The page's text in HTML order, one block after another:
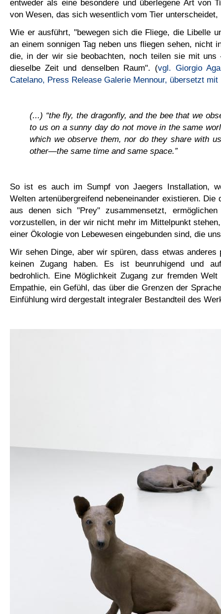
entweder als eine besondere und überlegene Art von
von Wesen, das sich wesentlich vom Tier unterscheidet,
Wie er ausführt, "bewegen sich die Fliege, die Libelle
an einem sonnigen Tag neben uns fliegen sehen, nicht
die, in der wir sie beobachten, noch teilen sie mit uns
dieselbe Zeit und denselben Raum". (vgl. Giorgio
Catelano, Press Release Galerie Mennour, übersetzt mit
(...) “the fly, the dragonfly, and the bee that we
to us on a sunny day do not move in the same
which we observe them, nor do they share with
other—the same time and same space.”
So ist es auch im Sumpf von Jaegers Installation,
Welten artenübergreifend nebeneinander existieren. Die
aus denen sich "Prey" zusammensetzt,
vorzustellen, in der wir nicht mehr im Mittelpunkt
einer Ökologie von Lebewesen eingebunden sind, die
Wir sehen Dinge, aber wir spüren, dass etwas
keinen Zugang haben. Es ist beunruhigend und
bedrohlich. Eine Möglichkeit Zugang zur fremden
Empathie, ein Gefühl, das über die Grenzen der
Einfühlung wird dergestalt integraler Bestandteil des